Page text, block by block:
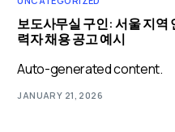
보도사무실 구인: 서울 지역
력자 채용 공고 예시
Auto-generated content.
JANUARY 21, 2026